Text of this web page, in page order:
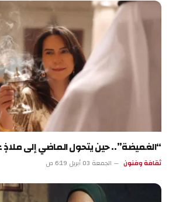
“الغميضة”.. حين يتحول الماضي إلى
ثقافة وفنون الجمعة 03 أبريل 6:19 ص